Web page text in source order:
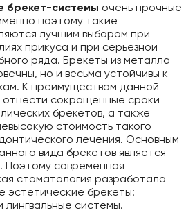
брекет-системы очень прочные
поэтому такие
лучшим выбором при
прикуса и при серьезной
ряда. Брекеты из металла
но и весьма устойчивы к
К преимуществам данной
сокращенные сроки
брекетов, а также
стоимость такого
лечения. Основным
вида брекетов является
Поэтому современная
стоматология разработала
эстетические брекеты:
лингвальные системы.